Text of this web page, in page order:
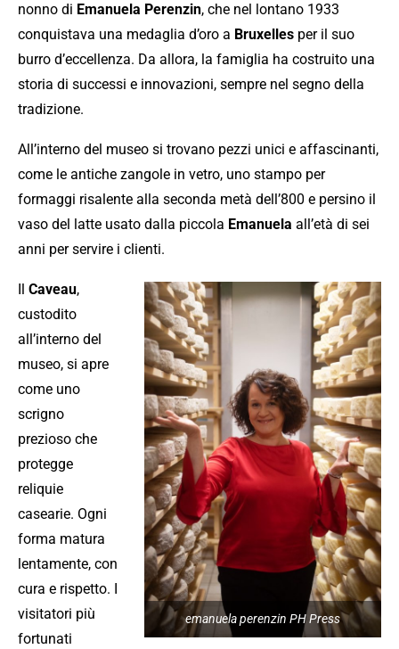
nonno di Emanuela Perenzin, che nel lontano 1933
conquistava una medaglia d’oro a Bruxelles per il suo
burro d’eccellenza. Da allora, la famiglia ha costruito una
storia di successi e innovazioni, sempre nel segno della
tradizione.
All’interno del museo si trovano pezzi unici e affascinanti,
come le antiche zangole in vetro, uno stampo per
formaggi risalente alla seconda metà dell’800 e persino il
vaso del latte usato dalla piccola Emanuela all’età di sei
anni per servire i clienti.
emanuela perenzin PH Press
Il Caveau,
custodito
all’interno del
museo, si apre
come uno
scrigno
prezioso che
protegge
reliquie
casearie. Ogni
forma matura
lentamente, con
cura e rispetto. I
visitatori più
fortunati